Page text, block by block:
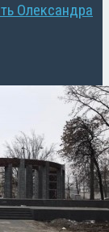
Олександра